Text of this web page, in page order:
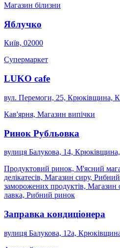
Магазин білизни
Яблучко
Київ, 02000
Супермаркет
LUKO cafe
вул. Перемоги, 25, Крюківщина,
Кав'ярня, Магазин випічки
Ринок Рубльовка
вулиця Балукова, 14,
Продуктовий ринок, М'ясний
делікатесів, Магазин сиру,
заморожених продуктів, Магазин
лавка, Рибний ринок
Заправка кондиціонера
вулиця Балукова, 12a,